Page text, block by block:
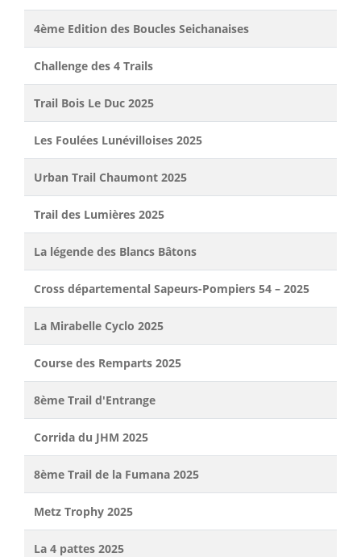
4ème Edition des Boucles Seichanaises
Challenge des 4 Trails
Trail Bois Le Duc 2025
Les Foulées Lunévilloises 2025
Urban Trail Chaumont 2025
Trail des Lumières 2025
La légende des Blancs Bâtons
Cross départemental Sapeurs-Pompiers 54 – 2025
La Mirabelle Cyclo 2025
Course des Remparts 2025
8ème Trail d'Entrange
Corrida du JHM 2025
8ème Trail de la Fumana 2025
Metz Trophy 2025
La 4 pattes 2025